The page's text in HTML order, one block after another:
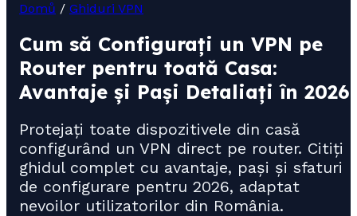
Domů / Ghiduri VPN
Cum să Configurați un VPN pe
Router pentru toată Casa:
Avantaje și Pași Detaliați în 2026
Protejați toate dispozitivele din casă
configurând un VPN direct pe router. Citiți
ghidul complet cu avantaje, pași și sfaturi
de configurare pentru 2026, adaptat
nevoilor utilizatorilor din România.